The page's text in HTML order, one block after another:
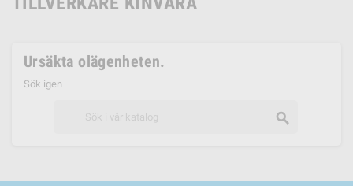
Ursäkta olägenheten.
Sök igen
search